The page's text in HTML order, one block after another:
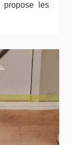
propose les